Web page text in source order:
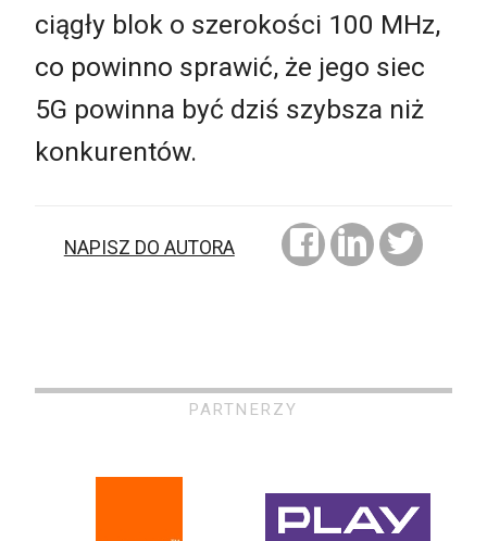
ciągły blok o szerokości 100 MHz,
co powinno sprawić, że jego siec
5G powinna być dziś szybsza niż
konkurentów.
NAPISZ DO AUTORA
PARTNERZY